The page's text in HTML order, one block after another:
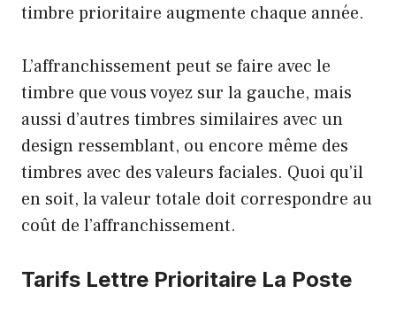
timbre prioritaire augmente chaque année.
L’affranchissement peut se faire avec le
timbre que vous voyez sur la gauche, mais
aussi d’autres timbres similaires avec un
design ressemblant, ou encore même des
timbres avec des valeurs faciales. Quoi qu’il
en soit, la valeur totale doit correspondre au
coût de l’affranchissement.
Tarifs Lettre Prioritaire La Poste